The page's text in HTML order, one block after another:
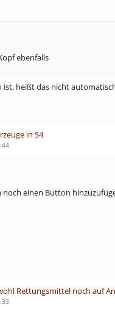
ebenfalls
heißt das nicht
in S4
einen Button
Rettungsmittel noch auf